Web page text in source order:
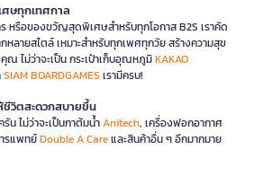
ษทุกเทศกาล
หรือของขวัญสุดพิเศษสำหรับทุกโอกาส B2S เราคัด
หลายสไตล์ เหมาะสำหรับทุกเพศทุกวัย สร้างความสุข
ไม่ว่าจะเป็น กระเป๋าเก็บอุณหภูมิKAKAO
SIAM BOARDGAMES เรามีครบ!
ชีวิตสะดวกสบายขึ้น
น ไม่ว่าจะเป็นกาต้มน้ำAnitech, เครื่องฟอกอากาศ
รแพทย์Double A Careและสินค้าอื่น ๆ อีกมากมาย